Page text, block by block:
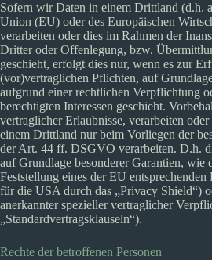
Sofern wir Daten in einem Drittland (d.h.
Union (EU) oder des Europäischen
verarbeiten oder dies im Rahmen der
Dritter oder Offenlegung, bzw.
geschieht, erfolgt dies nur, wenn es zur
(vor)vertraglichen Pflichten, auf
aufgrund einer rechtlichen Verpflichtung
berechtigten Interessen geschieht.
vertraglicher Erlaubnisse, verarbeiten
einem Drittland nur beim Vorliegen der
der Art. 44 ff. DSGVO verarbeiten. D.h.
auf Grundlage besonderer Garantien, wie
Feststellung eines der EU
für die USA durch das „Privacy Shield“)
anerkannter spezieller vertraglicher
„Standardvertragsklauseln“).
Rechte der betroffenen Personen